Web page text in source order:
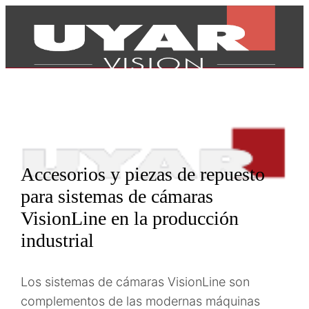
Productos
Accesorios y piezas de repuesto
para sistemas de cámaras
VisionLine en la producción
industrial
Los sistemas de cámaras VisionLine son
complementos de las modernas máquinas